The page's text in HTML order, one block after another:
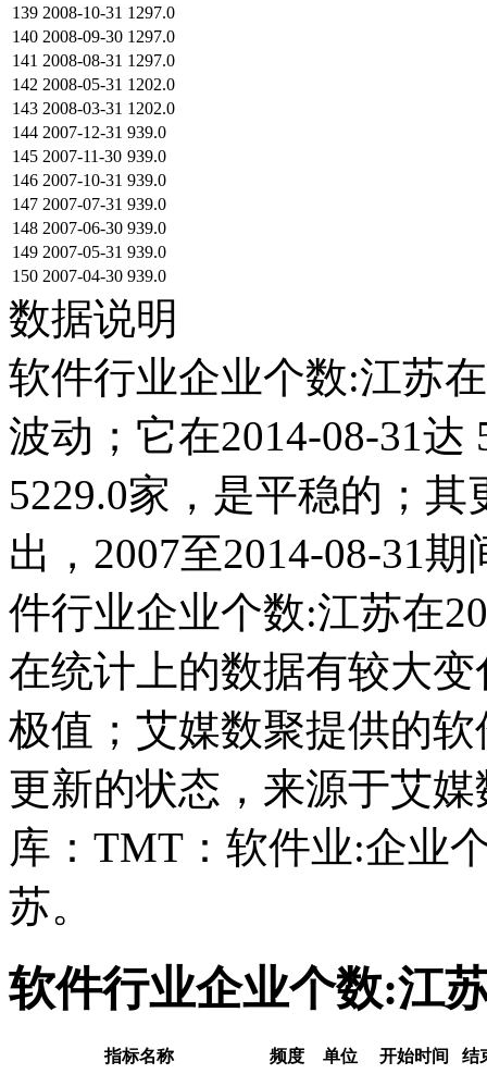
139 2008-10-31 1297.0
140 2008-09-30 1297.0
141 2008-08-31 1297.0
142 2008-05-31 1202.0
143 2008-03-31 1202.0
144 2007-12-31 939.0
145 2007-11-30 939.0
146 2007-10-31 939.0
147 2007-07-31 939.0
148 2007-06-30 939.0
149 2007-05-31 939.0
150 2007-04-30 939.0
数据说明
软件行业企业个数:江苏
波动；它在2014-08-31达
5229.0家，是平稳的；
出，2007至2014-08-31
件行业企业个数:江苏在
在统计上的数据有较大
极值；艾媒数聚提供的
更新的状态，来源于艾
库：TMT：软件业:企业
苏。
软件行业企业个数:江
指标名称 频度 单位 开始时间
结